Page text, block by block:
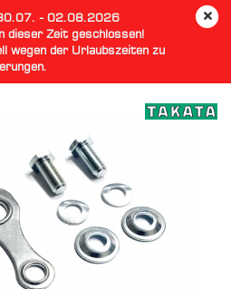
30.07. - 02.08.2026
dieser Zeit geschlossen!
wegen der Urlaubszeiten zu
ON KIT